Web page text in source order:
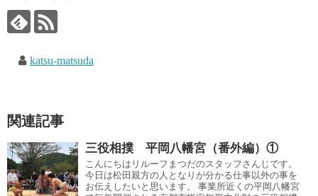
katsu-matsuda
関連記事
三役相撲 平岡八幡宮（番外編）①
こんにちはリルーフまつだのスタッフさんじです。
今日は松田親方の人となりが分かる仕事以外の事を
お伝えしたいと思います。 事業所近くの平岡八幡宮